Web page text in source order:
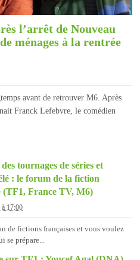
l’arrêt de Nouveau
ménages à la rentrée
avant de retrouver M6. Après
Franck Lefebvre, le comédien
tournages de séries et
: le forum de la fiction
(TF1, France TV, M6)
17:00
de fictions françaises et vous voulez
se prépare...